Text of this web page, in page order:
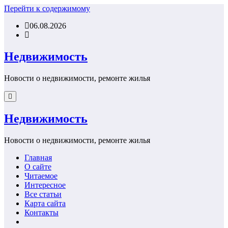
Перейти к содержимому
06.08.2026
Недвижимость
Новости о недвижимости, ремонте жилья
Недвижимость
Новости о недвижимости, ремонте жилья
Главная
О сайте
Читаемое
Интересное
Все статьи
Карта сайта
Контакты